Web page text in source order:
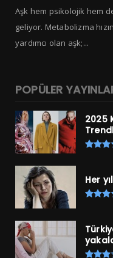
Aşk hem psikolojik hem
geliyor. Metabolizma
yardımcı olan aşk;...
POPÜLER
2025
Her